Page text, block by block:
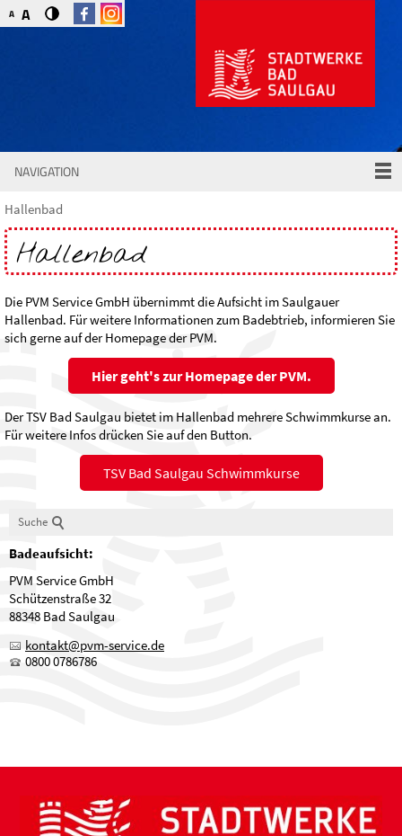
A A
NAVIGATION
Hallenbad
Hallenbad
Die PVM Service GmbH übernimmt die Aufsicht im Saulgauer
Hallenbad. Für weitere Informationen zum Badebtrieb, informieren Sie
sich gerne auf der Homepage der PVM.
Hier geht's zur Homepage der PVM.
Der TSV Bad Saulgau bietet im Hallenbad mehrere Schwimmkurse an.
Für weitere Infos drücken Sie auf den Button.
TSV Bad Saulgau Schwimmkurse
Suche
Badeaufsicht:
PVM Service GmbH
Schützenstraße 32
88348 Bad Saulgau
kontakt@pvm-service.de
0800 0786786